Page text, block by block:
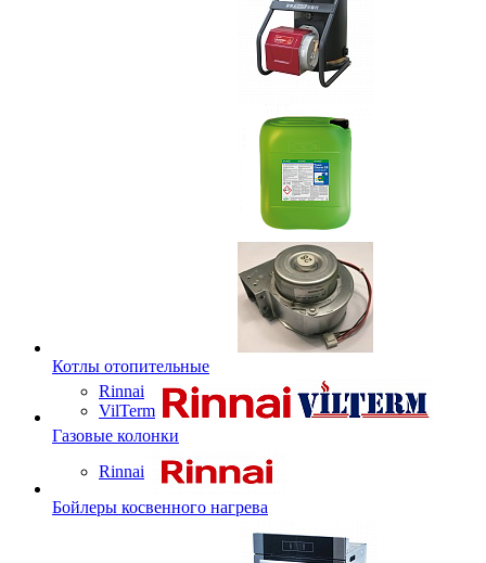
Котлы отопительные
Rinnai
VilTerm
Газовые колонки
Rinnai
Бойлеры косвенного нагрева